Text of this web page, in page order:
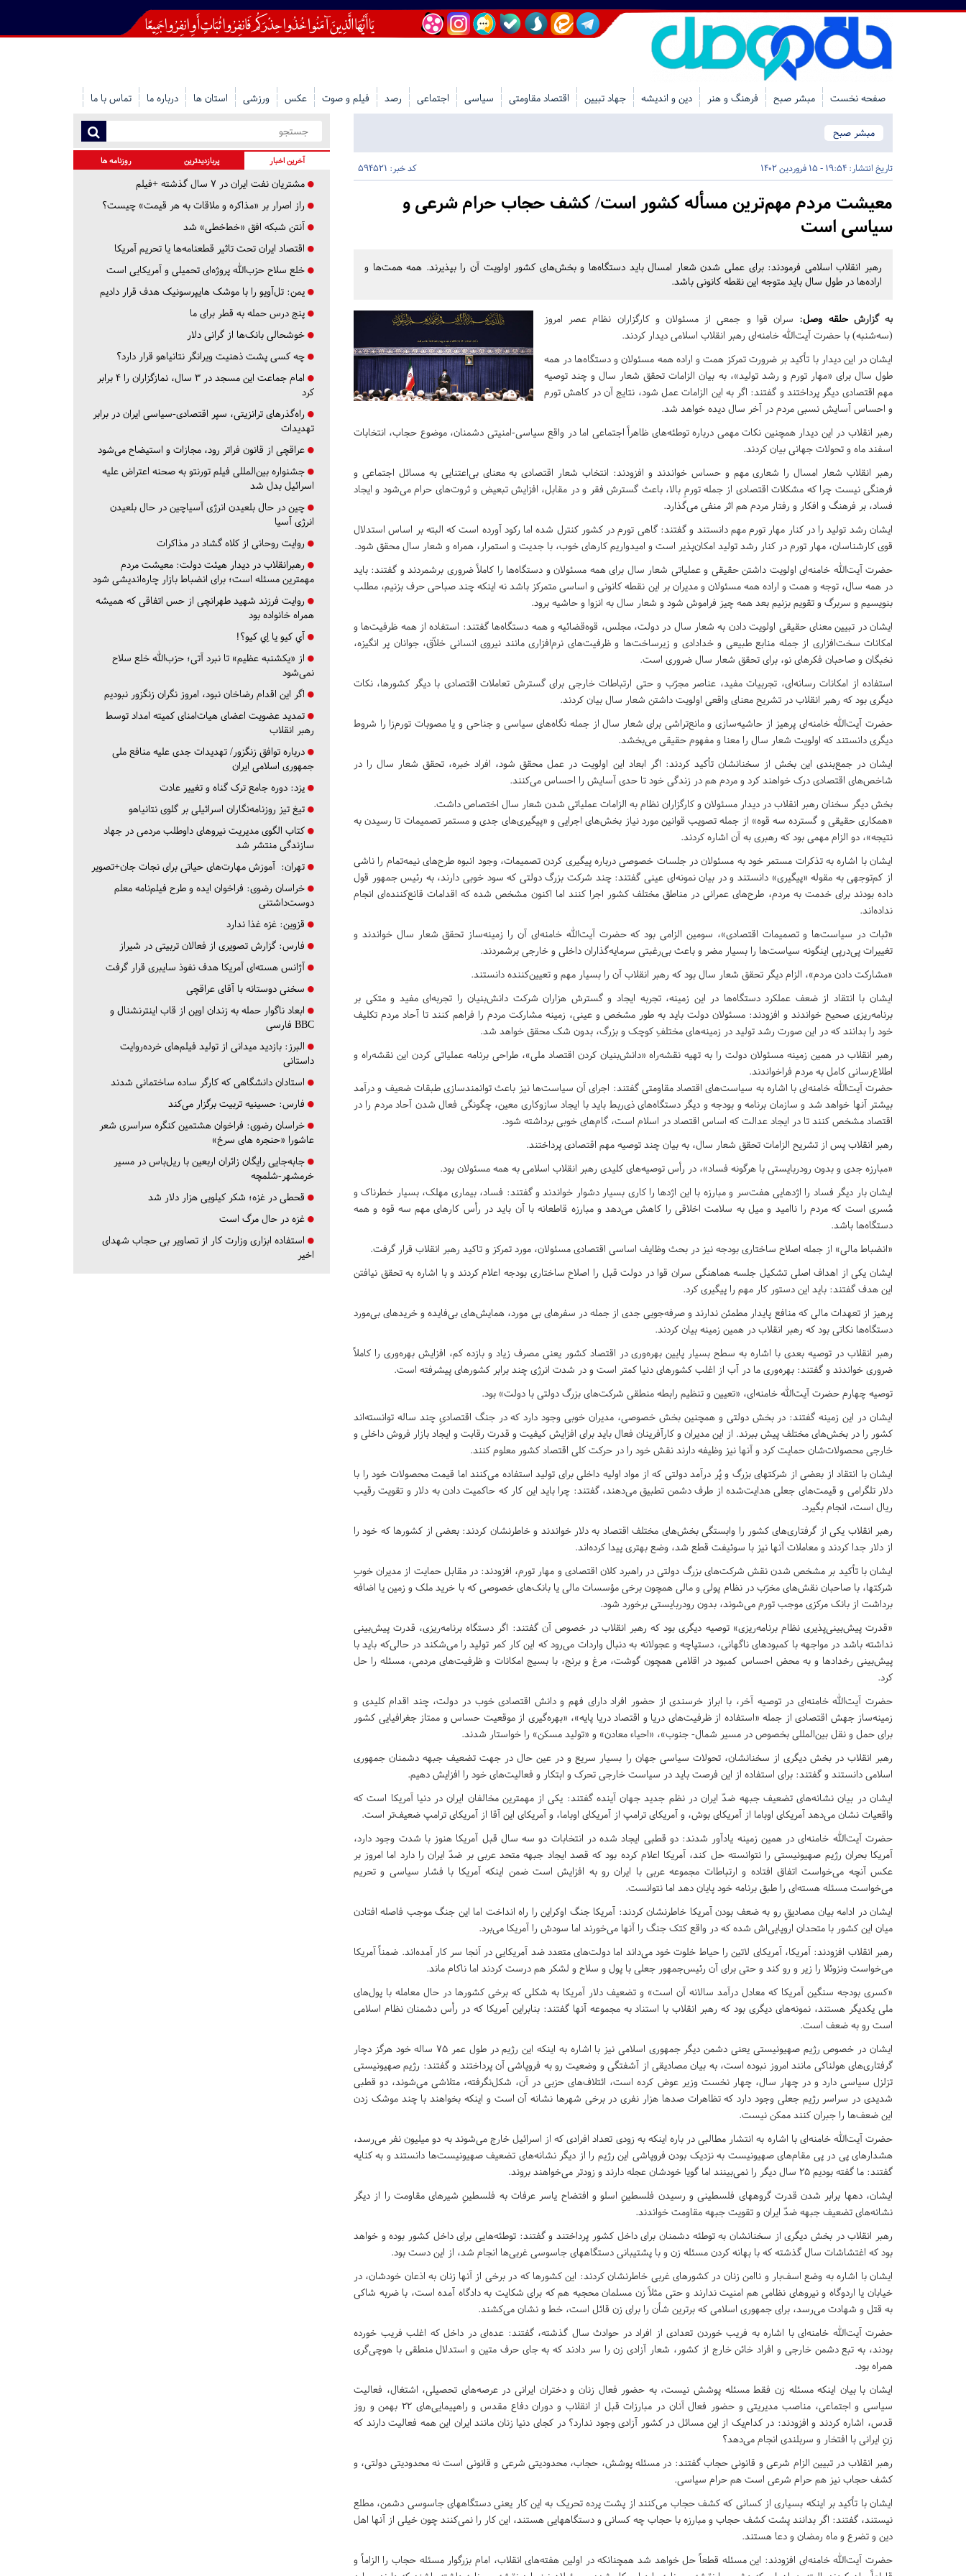
صفحه نخست مبشر صبح فرهنگ و هنر دین و اندیشه جهاد تبیین اقتصاد مقاومتی سیاسی اجتماعی رصد فیلم و صوت عکس ورزشی استان ها درباره ما تماس با ما
مبشر صبح
تاریخ انتشار: 19:54 - 15 فروردین 1402 کد خبر: 594521
معیشت مردم مهم‌ترین مسأله‌ کشور است/ کشف حجاب حرام شرعی و
سیاسی است
رهبر انقلاب اسلامی فرمودند: برای عملی شدن شعار امسال باید دستگاه‌ها و بخش‌های کشور اولویت آن را بپذیرند. همه همت‌ها و
اراده‌ها در طول سال باید متوجه این نقطه کانونی باشد.
به گزارشحلقه وصل: سران قوا و جمعی از مسئولان و کارگزاران نظام عصر امروز
(سه‌شنبه) با حضرت آیت‌الله خامنه‌ای رهبر انقلاب اسلامی دیدار کردند.
ایشان در این دیدار با تأکید بر ضرورت تمرکز همت و اراده همه مسئولان و دستگاه‌ها در همه
طول سال برای «مهار تورم و رشد تولید»، به بیان الزامات تحقق شعار سال و چند توصیه
مهم اقتصادی دیگر پرداختند و گفتند: اگر به این الزامات عمل شود، نتایج آن در کاهش تورم
و احساس آسایش نسبی مردم در آخر سال دیده خواهد شد.
رهبر انقلاب در این دیدار همچنین نکات مهمی درباره توطئه‌‌های ظاهراً اجتماعی اما در واقع سیاسی-امنیتی دشمنان، موضوع حجاب، انتخابات
اسفند ماه و تحولات جهانی بیان کردند.
رهبر انقلاب شعار امسال را شعاری مهم و حساس خواندند و افزودند: انتخاب شعار اقتصادی به معنای بی‌اعتنایی به مسائل اجتماعی و
فرهنگی نیست چرا که مشکلات اقتصادی از جمله تورمِ بالا، باعث گسترش فقر و در مقابل، افزایش تبعیض و ثروت‌های حرام می‌شود و ایجاد
فساد، بر فرهنگ و افکار و رفتار مردم هم اثر منفی می‌گذارد.
ایشان رشد تولید را در کنار مهار تورم مهم دانستند و گفتند: گاهی تورم در کشور کنترل شده اما رکود آورده است که البته بر اساس استدلال
قوی کارشناسان، مهار تورم در کنار رشد تولید امکان‌پذیر است و امیدواریم کارهای خوب، با جدیت و استمرار، همراه و شعار سال محقق شود.
حضرت آیت‌الله خامنه‌ای اولویت داشتن حقیقی و عملیاتی شعار سال برای همه مسئولان و دستگاه‌ها را کاملاً ضروری برشمردند و گفتند: باید
در همه سال، توجه و همت و اراده همه مسئولان و مدیران بر این نقطه کانونی و اساسی متمرکز باشد نه اینکه چند صباحی حرف بزنیم، مطلب
بنویسیم و سربرگ و تقویم بزنیم بعد همه چیز فراموش شود و شعار سال به انزوا و حاشیه برود.
ایشان در تبیین معنای حقیقی اولویت دادن به شعار سال در دولت، مجلس، قوه‌قضائیه و همه دستگاه‌ها گفتند: استفاده از همه ظرفیت‌ها و
امکانات سخت‌افزاری از جمله منابع طبیعی و خدادادی و زیرساخت‌ها و ظرفیت‌های نرم‌افزاری مانند نیروی انسانی خلاّق، جوانان پر انگیزه،
نخبگان و صاحبان فکرهای نو، برای تحقق شعار سال ضروری است.
استفاده از امکانات رسانه‌ای، تجربیات مفید، عناصر مجرّب و حتی ارتباطات خارجی برای گسترش تعاملات اقتصادی با دیگر کشورها، نکات
دیگری بود که رهبر انقلاب در تشریح معنای واقعی اولویت داشتن شعار سال بیان کردند.
حضرت آیت‌الله خامنه‌ای پرهیز از حاشیه‌سازی و مانع‌تراشی برای شعار سال از جمله نگاه‌‌های سیاسی و جناحی و یا مصوبات تورم‌زا را شروط
دیگری دانستند که اولویت شعار سال را معنا و مفهوم حقیقی می‌بخشد.
ایشان در جمع‌بندی این بخش از سخنانشان تأکید کردند: اگر ابعاد این اولویت در عمل محقق شود، افراد خبره، تحقق شعار سال را در
شاخص‌های اقتصادی درک خواهند کرد و مردم هم در زندگی خود تا حدی آسایش را احساس می‌کنند.
بخش دیگر سخنان رهبر انقلاب در دیدار مسئولان و کارگزاران نظام به الزامات عملیاتی شدن شعار سال اختصاص داشت.
«همکاری حقیقی و گسترده سه قوه» از جمله تصویب قوانین مورد نیاز بخش‌های اجرایی و «پیگیری‌های جدی و مستمر تصمیمات تا رسیدن به
نتیجه»، دو الزام مهمی بود که رهبری به آن اشاره کردند.
ایشان با اشاره به تذکرات مستمر خود به مسئولان در جلسات خصوصی درباره پیگیری کردن تصمیمات، وجود انبوه طرح‌های نیمه‌تمام را ناشی
از کم‌توجهی به مقوله «پیگیری» دانستند و در بیان نمونه‌ای عینی گفتند: چند شرکت بزرگ دولتی که سود خوبی دارند، به رئیس جمهور قول
داده بودند برای خدمت به مردم، طرح‌های عمرانی در مناطق مختلف کشور اجرا کنند اما اکنون مشخص شده که اقدامات قانع‌کننده‌ای انجام
نداده‌اند.
«ثبات در سیاست‌ها و تصمیمات اقتصادی»، سومین الزامی بود که حضرت آیت‌الله خامنه‌ای آن را زمینه‌ساز تحقق شعار سال خواندند و
تغییرات پی‌در‌پی اینگونه سیاست‌‎ها را بسیار مضر و باعث بی‌رغبتی سرمایه‌گذاران داخلی و خارجی برشمردند.
«مشارکت دادن مردم»، الزام دیگر تحقق شعار سال بود که رهبر انقلاب آن را بسیار مهم و تعیین‌کننده دانستند.
ایشان با انتقاد از ضعف عملکرد دستگاه‌ها در این زمینه، تجربه ایجاد و گسترش هزاران شرکت دانش‌بنیان را تجربه‌ای مفید و متکی بر
برنامه‌ریزی صحیح خواندند و افزودند: مسئولان دولت باید به طور مشخص و عینی، زمینه مشارکت مردم را فراهم کنند تا آحاد مردم تکلیف
خود را بدانند که در این صورت رشد تولید در زمینه‌های مختلفِ کوچک و بزرگ، بدون شک محقق خواهد شد.
رهبر انقلاب در همین زمینه مسئولان دولت را به تهیه نقشه‌راه «دانش‌بنیان کردن اقتصاد ملی»، طراحی برنامه‌ عملیاتی کردن این نقشه‌راه و
اطلاع‌رسانی کامل به مردم فراخواندند.
حضرت آیت‌الله خامنه‌ای با اشاره به سیاست‌های اقتصاد مقاومتی گفتند: اجرای آن سیاست‌ها نیز باعث توانمندسازی طبقات ضعیف و درآمد
بیشتر آنها خواهد شد و سازمان برنامه‌‌ و بودجه و دیگر دستگاه‌های ذی‌ربط باید با ایجاد سازوکاری معین، چگونگی فعال شدن آحاد مردم را در
اقتصاد مشخص کنند تا در ایجاد عدالت که اساس اقتصاد در اسلام است، گام‌های خوبی برداشته شود.
رهبر انقلاب پس از تشریح الزامات تحقق شعار سال، به بیان چند توصیه مهم اقتصادی پرداختند.
«مبارزه جدی و بدون رودربایستی با هرگونه فساد»، در رأس توصیه‌های کلیدی رهبر انقلاب اسلامی به همه مسئولان بود.
ایشان بار دیگر فساد را اژدهایی هفت‌سر و مبارزه با این اژدها را کاری بسیار دشوار خواندند و گفتند: فساد، بیماری مهلک، بسیار خطرناک و
مُسری است که مردم را ناامید و میل به سلامت اخلاقی را کاهش می‌دهد و مبارزه قاطعانه با آن باید در رأس کارهای مهم سه قوه و همه
دستگاه‌ها باشد.
«انضباط مالی» از جمله اصلاح ساختاری بودجه نیز در بحث وظایف اساسی اقتصادی مسئولان، مورد تمرکز و تاکید رهبر انقلاب قرار گرفت.
ایشان یکی از اهداف اصلی تشکیل جلسه هماهنگی سران قوا در دولت قبل را اصلاح ساختاری بودجه اعلام کردند و با اشاره به تحقق نیافتن
این هدف گفتند: باید این دستور کار مهم را پیگیری کرد.
پرهیز از تعهدات مالی که منافع پایدار مطمئن ندارند و صرفه‌جویی جدی از جمله در سفرهای بی مورد، همایش‌های بی‌فایده و خریدهای بی‌مورد
دستگاه‌ها نکاتی بود که رهبر انقلاب در همین زمینه بیان کردند.
رهبر انقلاب در توصیه بعدی با اشاره به سطح بسیار پایین بهره‌وری در اقتصاد کشور یعنی مصرف زیاد و بازده کم، افزایش بهره‌وری را کاملاً
ضروری خواندند و گفتند: بهره‌وری ما در آب از اغلب کشورهای دنیا کمتر است و در شدت انرژی چند برابر کشورهای پیشرفته است.
توصیه چهارم حضرت آیت‌الله خامنه‌ای، «تعیین و تنظیم رابطه منطقی شرکت‌های بزرگ دولتی با دولت» بود.
ایشان در این زمینه گفتند: در بخش دولتی و همچنین بخش خصوصی، مدیران خوبی وجود دارد که در جنگ اقتصادیِ چند ساله توانسته‌اند
کشور را در بخش‌های مختلف پیش ببرند. از این مدیران و کارآفرینان فعال باید برای افزایش کیفیت و قدرت رقابت و ایجاد بازار فروش داخلی و
خارجی محصولات‌شان حمایت کرد و آنها نیز وظیفه دارند نقش خود را در حرکت کلی اقتصاد کشور معلوم کنند.
ایشان با انتقاد از بعضی از شرکتهای بزرگ و پُر درآمد دولتی که از مواد اولیه داخلی برای تولید استفاده می‌کنند اما قیمت محصولات خود را با
دلار تلگرامی و قیمت‌های جعلی هدایت‌شده از طرف دشمن تطبیق می‌دهند، گفتند: چرا باید این کار که حاکمیت دادن به دلار و تقویت رقیب
ریال است، انجام بگیرد.
رهبر انقلاب یکی از گرفتاری‌های کشور را وابستگی بخش‌های مختلف اقتصاد به دلار خواندند و خاطرنشان کردند: بعضی از کشورها که خود را
از دلار جدا کردند و معاملات آنها نیز با سوئیفت قطع شد، وضع بهتری پیدا کرده‌اند.
ایشان با تأکید بر مشخص شدن نقش شرکت‌های بزرگ دولتی در راهبرد کلان اقتصادی و مهار تورم، افزودند: در مقابل حمایت از مدیران خوبِ
شرکتها، با صاحبان نقش‌های مخرّب در نظام پولی و مالی همچون برخی مؤسسات مالی یا بانک‌های خصوصی که با خرید ملک و زمین یا اضافه
برداشت از بانک مرکزی موجب تورم می‌شوند، بدون رودربایستی برخورد شود.
«قدرت پیش‌بینی‌پذیری نظام برنامه‌ریزی» توصیه دیگری بود که رهبر انقلاب در خصوص آن گفتند: اگر دستگاه برنامه‌ریزی، قدرت پیش‌بینی
نداشته باشد در مواجهه با کمبودهای ناگهانی، دستپاچه و عجولانه به دنبال واردات می‌رود که این کار کمر تولید را می‌شکند در حالی‌که باید با
پیش‌بینی رخدادها و به محض احساس کمبود در اقلامی همچون گوشت، مرغ و برنج، با بسیج امکانات و ظرفیت‌های مردمی، مسئله را حل
کرد.
حضرت آیت‌الله خامنه‌ای در توصیه آخر، با ابراز خرسندی از حضور افراد دارای فهم و دانش اقتصادی خوب در دولت، چند اقدام کلیدی و
زمینه‌ساز جهش اقتصادی از جمله «استفاده از ظرفیت‌های دریا و اقتصاد دریا پایه»، «بهره‌گیری از موقعیت حساس و ممتاز جغرافیایی کشور
برای حمل و نقل بین‌المللی بخصوص در مسیر شمال- جنوب»، «احیاء معادن» و «تولید مسکن» را خواستار شدند.
رهبر انقلاب در بخش دیگری از سخنانشان، تحولات سیاسی جهان را بسیار سریع و در عین حال در جهت تضعیف جبهه دشمنان جمهوری
اسلامی دانستند و گفتند: برای استفاده از این فرصت باید در سیاست خارجی تحرک و ابتکار و فعالیت‌های خود را افزایش دهیم.
ایشان در بیان نشانه‌های تضعیف جبهه ضدّ ایران در نظم جدید جهان آینده گفتند: یکی از مهمترین مخالفان ایران در دنیا آمریکا است که
واقعیات نشان می‌دهد آمریکای اوباما از آمریکای بوش، و آمریکای ترامپ از آمریکای اوباما، و آمریکای این آقا از آمریکای ترامپ ضعیف‌تر است.
حضرت آیت‌الله خامنه‌ای در همین زمینه یادآور شدند: دو قطبی ایجاد شده در انتخابات دو سه سال قبل آمریکا هنوز با شدت وجود دارد،
آمریکا بحران رژیم صهیونیستی را نتوانسته حل کند، آمریکا اعلام کرده بود که قصد ایجاد جبهه متحد عربی بر ضدّ ایران را دارد اما امروز بر
عکس آنچه می‌خواست اتفاق افتاده و ارتباطات مجموعه عربی با ایران رو به افزایش است ضمن اینکه آمریکا با فشار سیاسی و تحریم
می‌خواست مسئله هسته‌ای را طبق برنامه خود پایان دهد اما نتوانست.
ایشان در ادامه بیان مصادیقِ رو به ضعف بودن آمریکا خاطرنشان کردند: آمریکا جنگ اوکراین را راه انداخت اما این جنگ موجب فاصله افتادن
میان این کشور با متحدان اروپایی‌اش شده که در واقع کتک جنگ را آنها می‌خورند اما سودش را آمریکا می‌برد.
رهبر انقلاب افزودند: آمریکا، آمریکای لاتین را حیاط خلوت خود می‌داند اما دولت‌های متعدد ضد آمریکایی در آنجا سر کار آمده‌اند. ضمناً آمریکا
می‌خواست ونزوئلا را زیر و رو کند و حتی برای آن رئیس‌جمهور جعلی با پول و سلاح و لشکر هم درست کردند اما ناکام ماند.
«کسری بودجه سنگین آمریکا که معادل درآمد سالانه آن است» و تضعیف دلار آمریکا به شکلی که برخی کشورها در حال معامله با پول‌های
ملی یکدیگر هستند، نمونه‌های دیگری بود که رهبر انقلاب با استناد به مجموعه آنها گفتند: بنابراین آمریکا که در رأس دشمنان نظام اسلامی
است رو به ضعف است.
ایشان در خصوص رژیم صهیونیستی یعنی دشمن دیگر جمهوری اسلامی نیز با اشاره به اینکه این رژیم در طول عمر 75 ساله خود هرگز دچار
گرفتاری‌های هولناکی مانند امروز نبوده است، به بیان مصادیقی از آشفتگی و وضعیت رو به فروپاشی آن پرداختند و گفتند: رژیم صهیونیستی
تزلزل سیاسی دارد و در چهار سال، چهار نخست وزیر عوض کرده است، ائتلاف‌های حزبی در آن، شکل‌نگرفته، متلاشی می‌شوند، دو قطبی
شدیدی در سراسر رژیم جعلی وجود دارد که تظاهرات صدها هزار نفری در برخی شهرها نشانه آن است و اینکه بخواهند با چند موشک زدن
این ضعف‌ها را جبران کنند ممکن نیست.
حضرت آیت‌الله خامنه‌ای با اشاره به انتشار مطالبی در باره اینکه به زودی تعداد افرادی که از اسرائیل خارج می‌شوند به دو میلیون نفر می‌رسد،
هشدارهای پی در پی مقام‌های صهیونیست به نزدیک بودن فروپاشی این رژیم را از دیگر نشانه‌های تضعیف صهیونیست‌ها دانستند و به کنایه
گفتند: ما گفته بودیم 25 سال دیگر را نمی‌بینند اما گویا خودشان عجله دارند و زودتر می‌خواهند بروند.
ایشان، دهها برابر شدن قدرت گروههای فلسطینی و رسیدن فلسطینِ اسلو و افتضاح یاسر عرفات به فلسطینِ شیرهای مقاومت را از دیگر
نشانه‌های تضعیف جبهه ضدّ ایران و تقویت جبهه مقاومت خواندند.
رهبر انقلاب در بخش دیگری از سخنانشان به توطئه دشمنان برای داخل کشور پرداختند و گفتند: توطئه‌هایی برای داخل کشور بوده و خواهد
بود که اغتشاشات سال گذشته که با بهانه کردن مسئله زن و با پشتیبانی دستگاههای جاسوسی غربی‌ها انجام شد، از این دست بود.
ایشان با اشاره به وضع اسف‌بار و ناامن زنان در کشورهای غربی خاطرنشان کردند: این کشورها که در برخی از آنها زنان به اذعان خودشان، در
خیابان یا اردوگاه و نیروهای نظامی هم امنیت ندارند و حتی مثلاً زن مسلمان محجبه هم که برای شکایت به دادگاه آمده است، با ضربه شاکی
به قتل و شهادت می‌رسد، برای جمهوری اسلامی که برترین شأن را برای زن قائل است، خط و نشان می‌کشند.
حضرت آیت‌الله خامنه‌ای با اشاره به فریب خوردن تعدادی از افراد در حوادث سال گذشته، گفتند: عده‌ای در داخل که اغلب فریب خورده
بودند، به تبع دشمن خارجی و افراد خائن خارج از کشور، شعار آزادی زن را سر دادند که به جای حرف متین و استدلال منطقی با هوچی‌گری
همراه بود.
ایشان با بیان اینکه مسئله زن فقط مسئله پوشش نیست، به حضور فعال زنان و دختران ایرانی در عرصه‌های تحصیلی، اشتغال، فعالیت
سیاسی و اجتماعی، مناصب مدیریتی و حضور فعال آنان در مبارزات قبل از انقلاب و دوران دفاع مقدس و راهپیمایی‌های 22 بهمن و روز
قدس، اشاره کردند و افزودند: در کدام‌یک از این مسائل در کشور آزادی وجود ندارد؟ در کجای دنیا زنان مانند ایران این همه فعالیت دارند که
زنِ ایرانی با افتخار و سربلندی انجام می‌دهد؟
رهبر انقلاب در تبیین الزام شرعی و قانونی حجاب گفتند: در مسئله پوشش، حجاب، محدودیتی شرعی و قانونی است نه محدودیتی دولتی، و
کشف حجاب نیز هم حرام شرعی است هم حرام سیاسی.
ایشان با تأکید بر اینکه بسیاری از کسانی که کشف حجاب می‌کنند از پشت پرده تحریک به این کار یعنی دستگاههای جاسوسی دشمن، مطلع
نیستند، گفتند: اگر بدانند پشت کشف حجاب و مبارزه با حجاب چه کسانی و دستگاههایی هستند، این کار را نمی‌کنند چون خیلی از آنها اهل
دین و تضرع و ماه رمضان و دعا هستند.
حضرت آیت‌الله خامنه‌ای افزودند: این مسئله قطعاً حل خواهد شد همچنانکه در اولین هفته‌های انقلاب، امام بزرگوار مسئله حجاب را الزاماً و
آخرین اخبار پربازدیدترین روزنامه ها
مشتریان نفت ایران در ۷ سال گذشته +فیلم
راز اصرار بر «مذاکره و ملاقات به هر قیمت» چیست؟
آنتن شبکه افق «خط‌خطی» شد
اقتصاد ایران تحت تاثیر قطعنامه‌ها یا تحریم‌ آمریکا
خلع سلاح حزب‌الله پروژه‌ای تحمیلی و آمریکایی است
یمن: تل‌آویو را با موشک هایپرسونیک هدف قرار دادیم
پنج درس‌ حمله به قطر برای ما
خوشحالی بانک‌ها از گرانی دلار
چه کسی پشت ذهنیت ویرانگر نتانیاهو قرار دارد؟
امام جماعت این مسجد در ۳ سال، نمازگزاران را ۴ برابر
کرد
راه‌گذرهای ترانزیتی، سپر اقتصادی-سیاسی ایران در برابر
تهدیدات
عراقچی از قانون فراتر رود، مجازات و استیضاح می‌شود
جشنواره بین‌المللی فیلم تورنتو به صحنه اعتراض علیه
اسرائیل بدل شد
چین در حال بلعیدن انرژی آسیاچین در حال بلعیدن
انرژی آسیا
روایت روحانی از کلاه گشاد در مذاکرات
رهبرانقلاب در دیدار هیئت دولت: معیشت مردم
مهمترین مسئله است؛ برای انضباط بازار چاره‌اندیشی شود
روایت فرزند شهید طهرانچی از حس اتفاقی که همیشه
همراه خانواده بود
آي كيو يا اِي كيو؟!
از «یکشنبه عظیم» تا نبرد آتی؛ حزب‌الله خلع سلاح
نمی‌شود
اگر این اقدام رضاخان نبود، امروز نگران زنگزور نبودیم
تمدید عضویت اعضای هیات‌امنای کمیته امداد توسط
رهبر انقلاب
درباره توافق زنگزور/ تهدیدات جدی علیه منافع ملی
جمهوری اسلامی ایران
یزد: دوره جامع ترک گناه و تغییر عادت
تیغ تیز روزنامه‌نگاران اسرائیلی بر گلوی نتانیاهو
کتاب الگوی مدیریت نیروهای داوطلب مردمی در جهاد
سازندگی منتشر شد
تهران: آموزش مهارت‌های حیاتی برای نجات جان+تصویر
خراسان رضوی: فراخوان ایده و طرح فیلم‌نامه معلم
دوست‌داشتنی
قزوین: غزه غذا ندارد
فارس: گزارش تصویری از فعالان تربیتی در شیراز
آژانس هسته‌ای آمریکا هدف نفوذ سایبری قرار گرفت
سخنی دوستانه با آقای عراقچی
ابعاد ناگوار حمله به زندان اوین از قاب اینترنشنال و
BBC فارسی
البرز: بازدید میدانی از تولید فیلم‌های خرده‌روایت
داستانی
استادان دانشگاهی که کارگر ساده ساختمانی شدند
فارس: حسینیه تربیت برگزار می‌کند
خراسان رضوی: فراخوان هشتمین کنگره سراسری شعر
عاشورا «حنجره های سرخ»
جابه‌جایی رایگان زائران اربعین با ریل‌باس در مسیر
خرمشهر-شلمچه
قحطی در غزه؛ شکر کیلویی هزار دلار شد
غزه در حال مرگ است
استفاده ابزاری وزارت کار از تصاویر بی حجاب شهدای
اخیر